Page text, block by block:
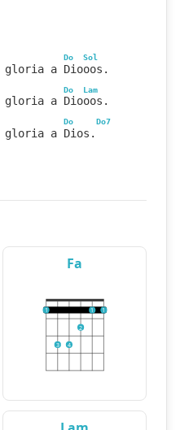
Do Sol
a Diooos.
Do Lam
a Diooos.
Do Do7
a Dios.
Fa
1
3 4
2
1 1